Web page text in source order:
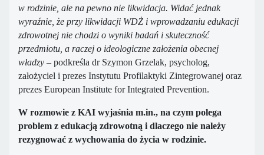
w rodzinie, ale na pewno nie likwidacja. Widać jednak
wyraźnie, że przy likwidacji WDŻ i wprowadzaniu edukacji
zdrowotnej nie chodzi o wyniki badań i skuteczność
przedmiotu, a raczej o ideologiczne założenia obecnej
władzy – podkreśla dr Szymon Grzelak, psycholog,
założyciel i prezes Instytutu Profilaktyki Zintegrowanej oraz
prezes European Institute for Integrated Prevention.
W rozmowie z KAI wyjaśnia m.in., na czym polega
problem z edukacją zdrowotną i dlaczego nie należy
rezygnować z wychowania do życia w rodzinie.